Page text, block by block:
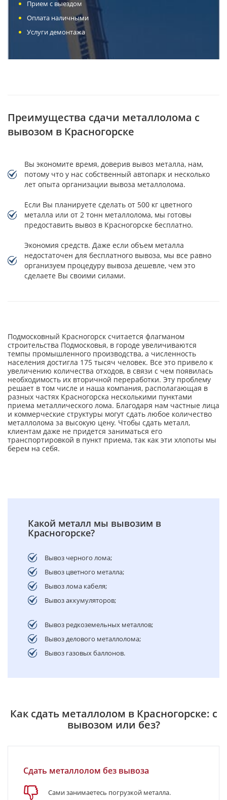
Прием с выездом
Оплата наличными
Услуги демонтажа
Преимущества сдачи металлолома с
вывозом в Красногорске
Вы экономите время, доверив вывоз металла, нам,
потому что у нас собственный автопарк и несколько
лет опыта организации вывоза металлолома.
Если Вы планируете сделать от 500 кг цветного
металла или от 2 тонн металлолома, мы готовы
предоставить вывоз в Красногорске бесплатно.
Экономия средств. Даже если объем металла
недостаточен для бесплатного вывоза, мы все равно
организуем процедуру вывоза дешевле, чем это
сделаете Вы своими силами.
Подмосковный Красногорск считается флагманом
строительства Подмосковья, в городе увеличиваются
темпы промышленного производства, а численность
населения достигла 175 тысяч человек. Все это привело к
увеличению количества отходов, в связи с чем появилась
необходимость их вторичной переработки. Эту проблему
решает в том числе и наша компания, располагающая в
разных частях Красногорска несколькими пунктами
приема металлического лома. Благодаря нам частные лица
и коммерческие структуры могут сдать любое количество
металлолома за высокую цену. Чтобы сдать металл,
клиентам даже не придется заниматься его
транспортировкой в пункт приема, так как эти хлопоты мы
берем на себя.
Какой металл мы вывозим в
Красногорске?
Вывоз черного лома;
Вывоз цветного металла;
Вывоз лома кабеля;
Вывоз аккумуляторов;
Вывоз редкоземельных металлов;
Вывоз делового металлолома;
Вывоз газовых баллонов.
Как сдать металлолом в Красногорске: с
вывозом или без?
Сдать металлолом без вывоза
Сами занимаетесь погрузкой металла.